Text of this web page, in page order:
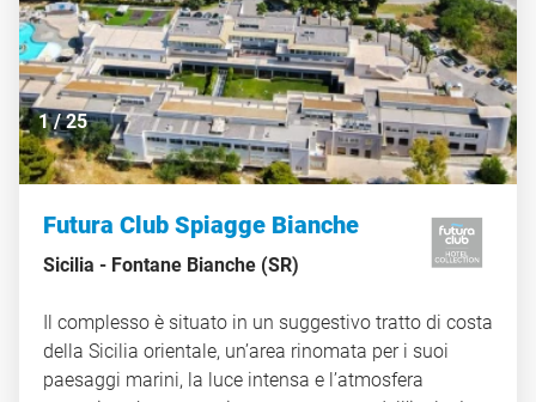
1/25
Futura Club Spiagge Bianche
Sicilia - Fontane Bianche (SR)
Il complesso è situato in un suggestivo tratto di costa
della Sicilia orientale, un’area rinomata per i suoi
paesaggi marini, la luce intensa e l’atmosfera